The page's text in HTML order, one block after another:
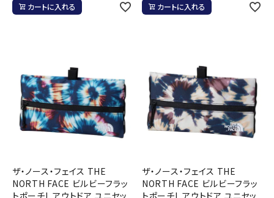
カートに入れる カートに入れる
ザ・ノース・フェイス THE
NORTH FACE ビルビーフラッ
トポーチL アウトドア ユニセッ
ザ・ノース・フェイス THE
NORTH FACE ビルビーフラッ
トポーチL アウトドア ユニセッ